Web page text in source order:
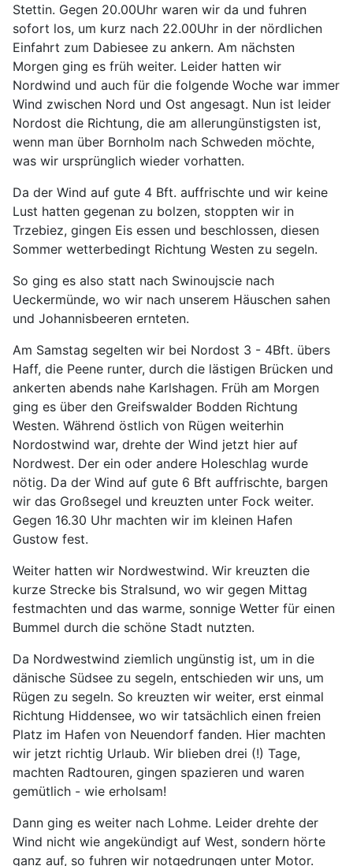
Stettin. Gegen 20.00Uhr waren wir da und fuhren
sofort los, um kurz nach 22.00Uhr in der nördlichen
Einfahrt zum Dabiesee zu ankern. Am nächsten
Morgen ging es früh weiter. Leider hatten wir
Nordwind und auch für die folgende Woche war immer
Wind zwischen Nord und Ost angesagt. Nun ist leider
Nordost die Richtung, die am allerungünstigsten ist,
wenn man über Bornholm nach Schweden möchte,
was wir ursprünglich wieder vorhatten.
Da der Wind auf gute 4 Bft. auffrischte und wir keine
Lust hatten gegenan zu bolzen, stoppten wir in
Trzebiez, gingen Eis essen und beschlossen, diesen
Sommer wetterbedingt Richtung Westen zu segeln.
So ging es also statt nach Swinoujscie nach
Ueckermünde, wo wir nach unserem Häuschen sahen
und Johannisbeeren ernteten.
Am Samstag segelten wir bei Nordost 3 - 4Bft. übers
Haff, die Peene runter, durch die lästigen Brücken und
ankerten abends nahe Karlshagen. Früh am Morgen
ging es über den Greifswalder Bodden Richtung
Westen. Während östlich von Rügen weiterhin
Nordostwind war, drehte der Wind jetzt hier auf
Nordwest. Der ein oder andere Holeschlag wurde
nötig. Da der Wind auf gute 6 Bft auffrischte, bargen
wir das Großsegel und kreuzten unter Fock weiter.
Gegen 16.30 Uhr machten wir im kleinen Hafen
Gustow fest.
Weiter hatten wir Nordwestwind. Wir kreuzten die
kurze Strecke bis Stralsund, wo wir gegen Mittag
festmachten und das warme, sonnige Wetter für einen
Bummel durch die schöne Stadt nutzten.
Da Nordwestwind ziemlich ungünstig ist, um in die
dänische Südsee zu segeln, entschieden wir uns, um
Rügen zu segeln. So kreuzten wir weiter, erst einmal
Richtung Hiddensee, wo wir tatsächlich einen freien
Platz im Hafen von Neuendorf fanden. Hier machten
wir jetzt richtig Urlaub. Wir blieben drei (!) Tage,
machten Radtouren, gingen spazieren und waren
gemütlich - wie erholsam!
Dann ging es weiter nach Lohme. Leider drehte der
Wind nicht wie angekündigt auf West, sondern hörte
ganz auf, so fuhren wir notgedrungen unter Motor.